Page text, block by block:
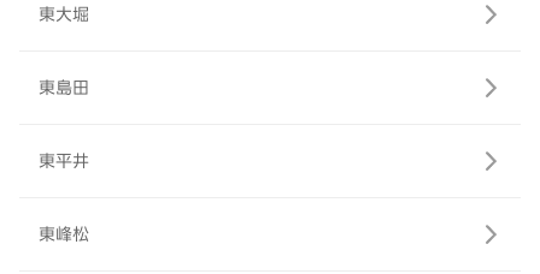
東大堀
東島田
東平井
東峰松